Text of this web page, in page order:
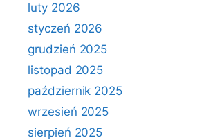
luty 2026
styczeń 2026
grudzień 2025
listopad 2025
październik 2025
wrzesień 2025
sierpień 2025